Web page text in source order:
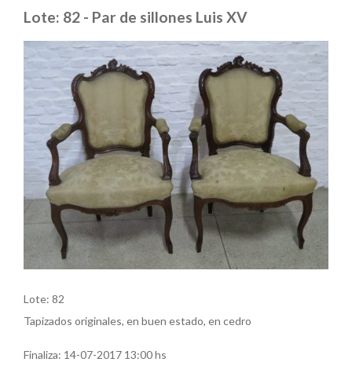
Lote: 82 - Par de sillones Luis XV
Lote: 82
Tapizados originales, en buen estado, en cedro
Finaliza: 14-07-2017 13:00 hs